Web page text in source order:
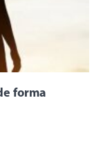
forma